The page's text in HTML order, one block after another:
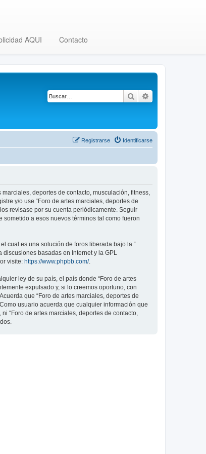
AQUI Contacto
Buscar
Identificarse
Registrarse
marciales, deportes de contacto, musculación, fitness,
y/o use “Foro de artes marciales, deportes de
revisase por su cuenta periódicamente. Seguir
a esos nuevos términos tal como fueron
el cual es una solución de foros liberada bajo la “
discusiones basadas en Internet y la GPL
visite: https://www.phpbb.com/.
ley de su país, el país donde “Foro de artes
expulsado y, si lo creemos oportuno, con
que “Foro de artes marciales, deportes de
usuario acuerda que cualquier información que
“Foro de artes marciales, deportes de contacto,